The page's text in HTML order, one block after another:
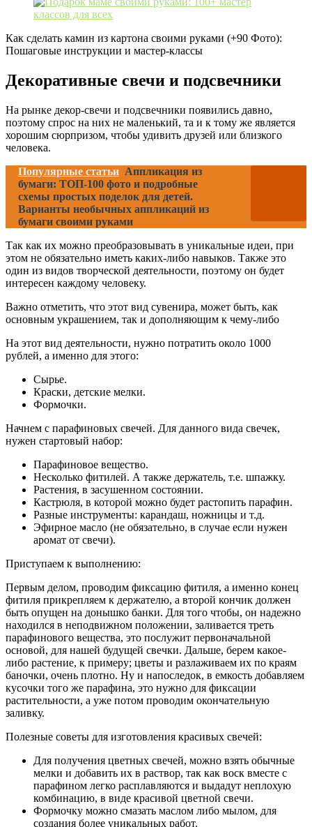
Как сделать камин из картона своими руками (+90 Фото):
Пошаговые инструкции и мастер-классы
Декоративные свечи и подсвечники
На рынке декор-свечи и подсвечники появились давно,
поэтому спрос на них не маленький, та и к тому же является
хорошим сюрпризом, чтобы удивить друзей или близкого
человека.
Популярные статьи Аппликация из
бумаги: ТОП-100 фото и подробные
схемы простых поделок для детей.
Варианты необычных аппликаций из
бумаги своими руками
Так как их можно преобразовывать в уникальные идеи, при
этом не обязательно иметь каких-либо навыков. Также это
один из видов творческой деятельности, поэтому он будет
интересен каждому человеку.
Важно отметить, что этот вид сувенира, может быть, как
основным украшением, так и дополняющим к чему-либо
На этот вид деятельности, нужно потратить около 1000
рублей, а именно для этого:
Сырье.
Краски, детские мелки.
Формочки.
Начнем с парафиновых свечей. Для данного вида свечек,
нужен стартовый набор:
Парафиновое вещество.
Несколько фитилей. А также держатель, т.е. шпажку.
Растения, в засушенном состоянии.
Кастрюля, в которой можно будет растопить парафин.
Разные инструменты: карандаш, ножницы и т.д.
Эфирное масло (не обязательно, в случае если нужен
аромат от свечи).
Приступаем к выполнению:
Первым делом, проводим фиксацию фитиля, а именно конец
фитиля прикрепляем к держателю, а второй кончик должен
быть опущен на донышко банки. Для того чтобы, он надежно
находился в неподвижном положении, заливается треть
парафинового вещества, это послужит первоначальной
основой, для нашей будущей свечки. Дальше, берем какое-
либо растение, к примеру; цветы и разлаживаем их по краям
баночки, очень плотно. Ну и напоследок, в емкость добавляем
кусочки того же парафина, это нужно для фиксации
растительности, а уже потом проводим окончательную
заливку.
Полезные советы для изготовления красивых свечей:
Для получения цветных свечей, можно взять обычные
мелки и добавить их в раствор, так как воск вместе с
парафином легко расплавляются и выдадут неплохую
комбинацию, в виде красивой цветной свечи.
Формочку можно смазать маслом либо мылом, для
создания более уникальных работ.